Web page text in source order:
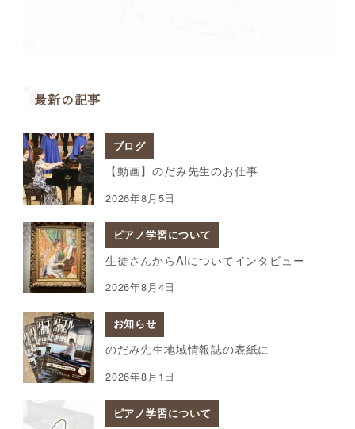
最新の記事
ブログ
【動画】のだみ先生のお仕事
2026年8月5日
ピアノ学習について
生徒さんからAIについてインタビュー
2026年8月4日
お知らせ
のだみ先生地域情報誌の表紙に
2026年8月1日
ピアノ学習について